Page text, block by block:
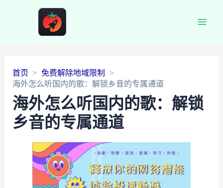
首页
免费解除地域限制
海外怎么听国内的歌：解锁乡音的专属通道
海外怎么听国内的歌：解锁
乡音的专属通道